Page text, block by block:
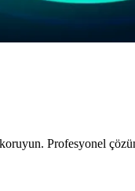
Profesyonel